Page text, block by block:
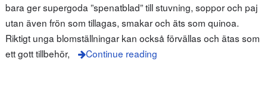
bara ger supergoda ”spenatblad” till stuvning, soppor och paj
utan även frön som tillagas, smakar och äts som quinoa.
Riktigt unga blomställningar kan också förvällas och ätas som
ett gott tillbehör,
Continue reading